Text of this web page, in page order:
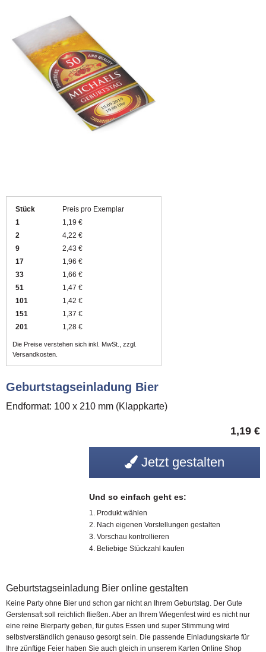
Stück
Preis pro Exemplar
1
1,19 €
2
4,22 €
9
2,43 €
17
1,96 €
33
1,66 €
51
1,47 €
101
1,42 €
151
1,37 €
201
1,28 €
Die Preise verstehen sich inkl. MwSt., zzgl.
Versandkosten.
Geburtstagseinladung Bier
Endformat: 100 x 210 mm (Klappkarte)
1,19 €
Jetzt gestalten
Und so einfach geht es:
Produkt wählen
Nach eigenen Vorstellungen gestalten
Vorschau kontrollieren
Beliebige Stückzahl kaufen
Geburtstagseinladung Bier online gestalten
Keine Party ohne Bier und schon gar nicht an Ihrem Geburtstag. Der Gute
Gerstensaft soll reichlich fließen. Aber an Ihrem Wiegenfest wird es nicht nur
eine reine Bierparty geben, für gutes Essen und super Stimmung wird
selbstverständlich genauso gesorgt sein. Die passende Einladungskarte für
Ihre zünftige Feier haben Sie auch gleich in unserem Karten Online Shop